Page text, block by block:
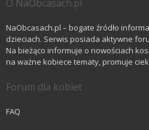
O NaObcasach.pl
NaObcasach.pl – bogate źródło
dzieciach. Serwis posiada aktywne
Na bieżąco informuje o nowościach
na ważne kobiece tematy, promuje
Forum dla kobiet
FAQ